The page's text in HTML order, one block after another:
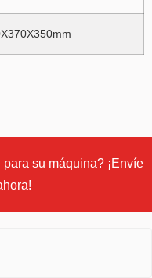
su máquina? ¡Envíe